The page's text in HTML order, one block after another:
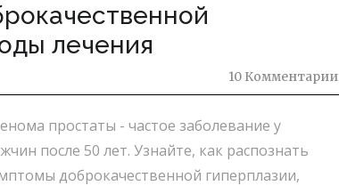
лечения
10 Комментарии
простаты - частое заболевание у
после 50 лет. Узнайте, как распознать
доброкачественной гиперплазии,